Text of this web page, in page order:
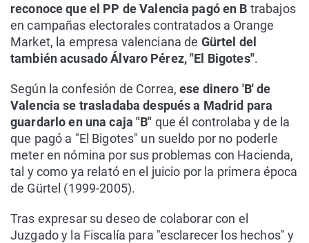
reconoce que el PP de Valencia pagó en B trabajos
en campañas electorales contratados a Orange
Market, la empresa valenciana de Gürtel del
también acusado Álvaro Pérez, "El Bigotes".
Según la confesión de Correa,ese dinero 'B' de
Valencia se trasladaba después a Madrid para
guardarlo en una caja "B" que él controlaba y de la
que pagó a "El Bigotes" un sueldo por no poderle
meter en nómina por sus problemas con Hacienda,
tal y como ya relató en el juicio por la primera época
de Gürtel (1999-2005).
Tras expresar su deseo de colaborar con el
Juzgado y la Fiscalía para "esclarecer los hechos" y